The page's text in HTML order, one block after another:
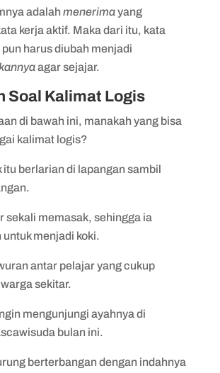
adalahmenerimayang
kerja aktif. Maka dari itu, kata
pun harus diubah menjadi
agar sejajar.
Soal Kalimat Logis
di bawah ini, manakah yang bisa
kalimat logis?
itu berlarian di lapangan sambil
sekali memasak, sehingga ia
menjadi koki.
antar pelajar yang cukup
sekitar.
mengunjungi ayahnya di
bulan ini.
berterbangan dengan indahnya